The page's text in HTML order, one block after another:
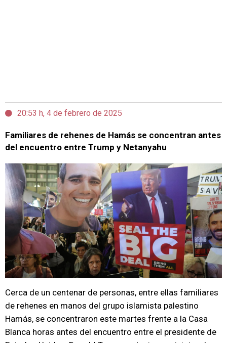
20:53 h, 4 de febrero de 2025
Familiares de rehenes de Hamás se concentran antes
del encuentro entre Trump y Netanyahu
Cerca de un centenar de personas, entre ellas familiares
de rehenes en manos del grupo islamista palestino
Hamás, se concentraron este martes frente a la Casa
Blanca horas antes del encuentro entre el presidente de